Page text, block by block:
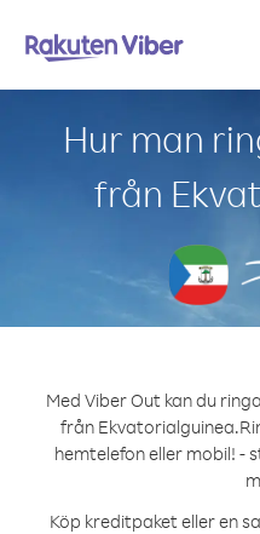
Hur man
från
Med Viber Out kan du
från Ekvatorialguinea.
hemtelefon eller mobil! -
Köp kreditpaket eller en